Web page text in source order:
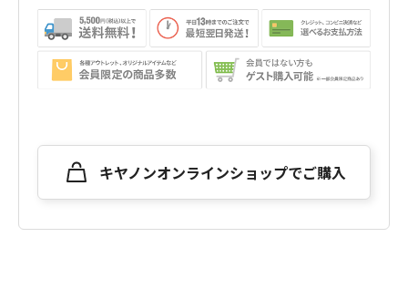
キヤノンオンラインショップでご購入